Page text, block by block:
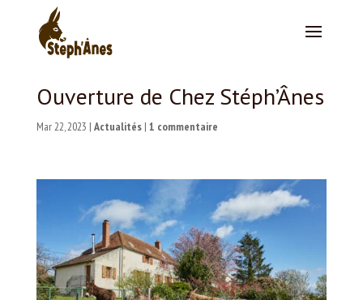
Ouverture de Chez Stéph’Ânes
Mar 22, 2023 | Actualités| 1 commentaire